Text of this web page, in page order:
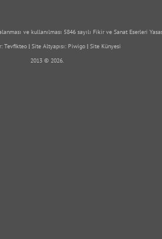
ve kullanılması 5846 sayılı Fikir ve Sanat Eserleri
Tevfikteo |Site Altyapısı:Piwigo |Site Künyesi
2013 © 2026.